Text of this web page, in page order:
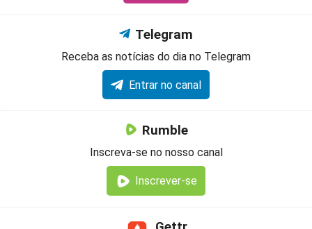
Telegram
Receba as notícias do dia no Telegram
Entrar no canal
Rumble
Inscreva-se no nosso canal
Inscrever-se